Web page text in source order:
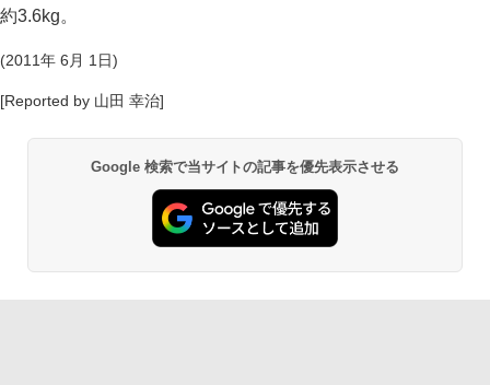
約3.6kg。
(2011年 6月 1日)
[Reported by 山田 幸治]
Google 検索で当サイトの記事を優先表示させる